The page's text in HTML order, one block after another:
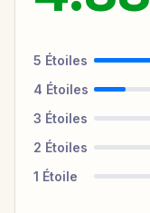
5 Étoiles
4 Étoiles
3 Étoiles
2 Étoiles
1 Étoile